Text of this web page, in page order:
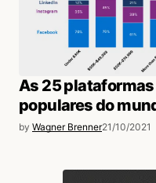
As 25
populares do
by Wagner Brenner21/10/2021